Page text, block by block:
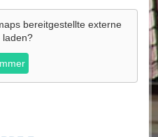
bereitgestellte externe
laden?